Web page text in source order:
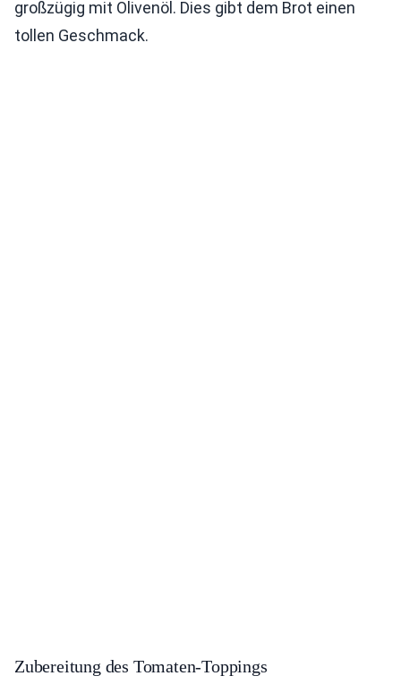
großzügig mit Olivenöl. Dies gibt dem Brot einen
tollen Geschmack.
Zubereitung des Tomaten-Toppings